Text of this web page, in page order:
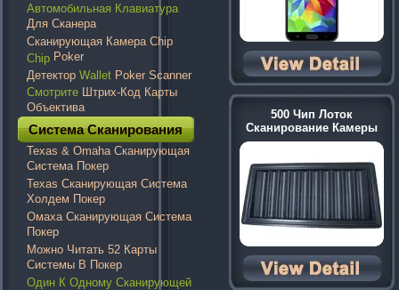
Автомобильная Клавиатура
Для Сканера
Сканирующая Камера Chip
Chip Poker
Детектор Wallet Poker Scanner
Смотрите Штрих-Код Карты
Объектива
Система Сканирования
Texas & Omaha Сканирующая
Система Покер
Texas Сканирующая Система
Холдем Покер
Омаха Сканирующая Система
Покер
Можно Читать 52 Карты
Системы В Покер
Один К Одному Сканирующей
500 Чип Лоток
Сканирование Камеры